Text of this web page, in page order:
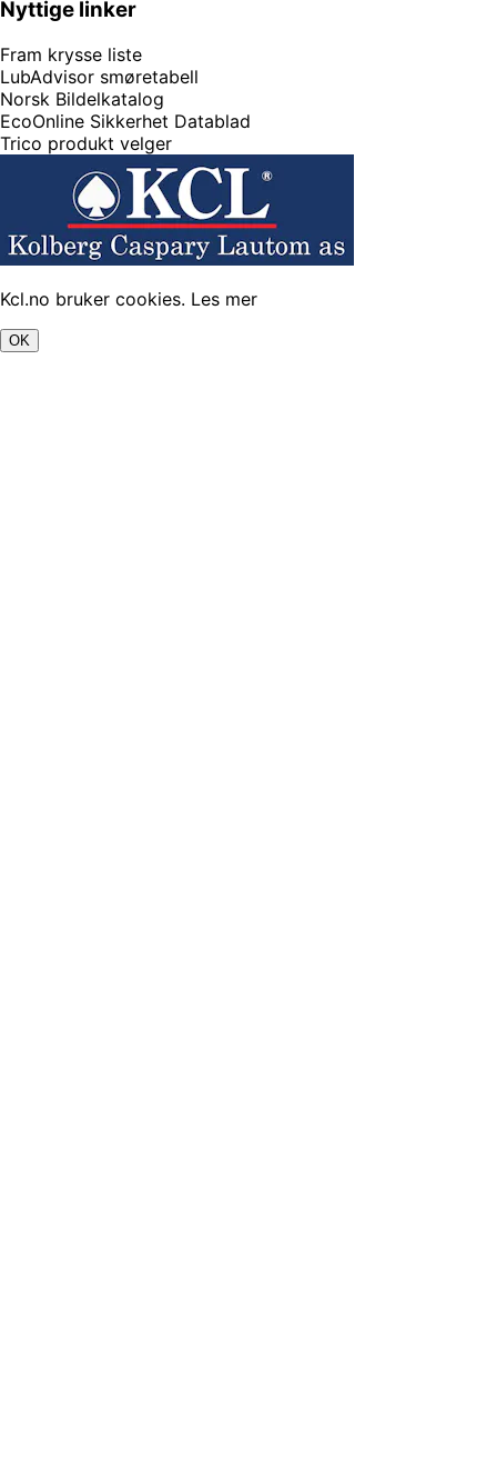
Nyttige linker
Fram krysse liste
LubAdvisor smøretabell
Norsk Bildelkatalog
EcoOnline Sikkerhet Datablad
Trico produkt velger
Kcl.no bruker cookies. Les mer
OK